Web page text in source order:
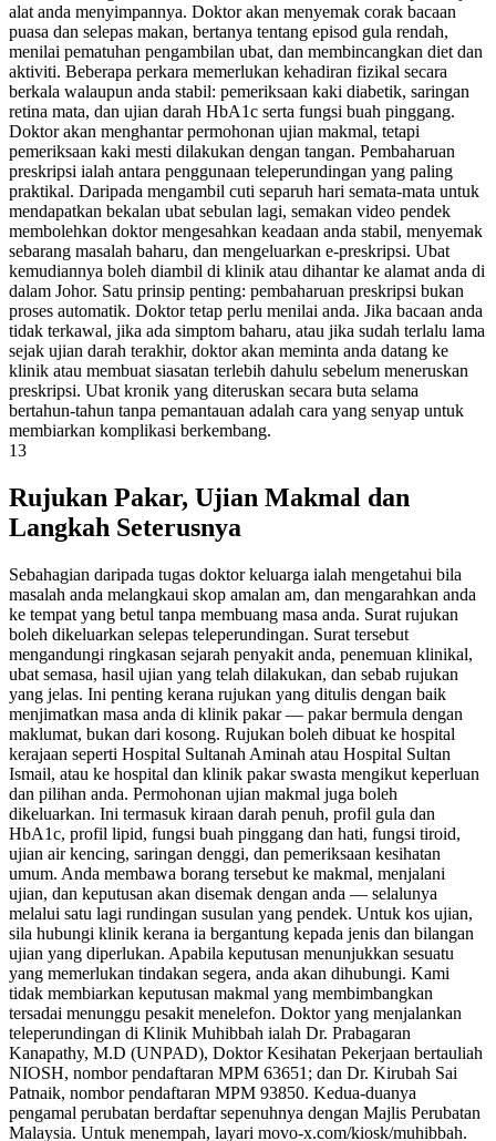
alat anda menyimpannya. Doktor akan menyemak corak bacaan
puasa dan selepas makan, bertanya tentang episod gula rendah,
menilai pematuhan pengambilan ubat, dan membincangkan diet dan
aktiviti. Beberapa perkara memerlukan kehadiran fizikal secara
berkala walaupun anda stabil: pemeriksaan kaki diabetik, saringan
retina mata, dan ujian darah HbA1c serta fungsi buah pinggang.
Doktor akan menghantar permohonan ujian makmal, tetapi
pemeriksaan kaki mesti dilakukan dengan tangan. Pembaharuan
preskripsi ialah antara penggunaan teleperundingan yang paling
praktikal. Daripada mengambil cuti separuh hari semata-mata untuk
mendapatkan bekalan ubat sebulan lagi, semakan video pendek
membolehkan doktor mengesahkan keadaan anda stabil, menyemak
sebarang masalah baharu, dan mengeluarkan e-preskripsi. Ubat
kemudiannya boleh diambil di klinik atau dihantar ke alamat anda di
dalam Johor. Satu prinsip penting: pembaharuan preskripsi bukan
proses automatik. Doktor tetap perlu menilai anda. Jika bacaan anda
tidak terkawal, jika ada simptom baharu, atau jika sudah terlalu lama
sejak ujian darah terakhir, doktor akan meminta anda datang ke
klinik atau membuat siasatan terlebih dahulu sebelum meneruskan
preskripsi. Ubat kronik yang diteruskan secara buta selama
bertahun-tahun tanpa pemantauan adalah cara yang senyap untuk
membiarkan komplikasi berkembang.
13
Rujukan Pakar, Ujian Makmal dan
Langkah Seterusnya
Sebahagian daripada tugas doktor keluarga ialah mengetahui bila
masalah anda melangkaui skop amalan am, dan mengarahkan anda
ke tempat yang betul tanpa membuang masa anda. Surat rujukan
boleh dikeluarkan selepas teleperundingan. Surat tersebut
mengandungi ringkasan sejarah penyakit anda, penemuan klinikal,
ubat semasa, hasil ujian yang telah dilakukan, dan sebab rujukan
yang jelas. Ini penting kerana rujukan yang ditulis dengan baik
menjimatkan masa anda di klinik pakar — pakar bermula dengan
maklumat, bukan dari kosong. Rujukan boleh dibuat ke hospital
kerajaan seperti Hospital Sultanah Aminah atau Hospital Sultan
Ismail, atau ke hospital dan klinik pakar swasta mengikut keperluan
dan pilihan anda. Permohonan ujian makmal juga boleh
dikeluarkan. Ini termasuk kiraan darah penuh, profil gula dan
HbA1c, profil lipid, fungsi buah pinggang dan hati, fungsi tiroid,
ujian air kencing, saringan denggi, dan pemeriksaan kesihatan
umum. Anda membawa borang tersebut ke makmal, menjalani
ujian, dan keputusan akan disemak dengan anda — selalunya
melalui satu lagi rundingan susulan yang pendek. Untuk kos ujian,
sila hubungi klinik kerana ia bergantung kepada jenis dan bilangan
ujian yang diperlukan. Apabila keputusan menunjukkan sesuatu
yang memerlukan tindakan segera, anda akan dihubungi. Kami
tidak membiarkan keputusan makmal yang membimbangkan
tersadai menunggu pesakit menelefon. Doktor yang menjalankan
teleperundingan di Klinik Muhibbah ialah Dr. Prabagaran
Kanapathy, M.D (UNPAD), Doktor Kesihatan Pekerjaan bertauliah
NIOSH, nombor pendaftaran MPM 63651; dan Dr. Kirubah Sai
Patnaik, nombor pendaftaran MPM 93850. Kedua-duanya
pengamal perubatan berdaftar sepenuhnya dengan Majlis Perubatan
Malaysia. Untuk menempah, layari movo-x.com/kiosk/muhibbah.